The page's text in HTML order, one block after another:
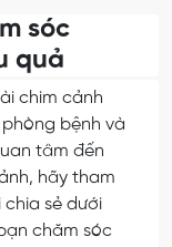
sóc
quả
chim cảnh
bệnh và
tâm đến
hãy tham
sẻ dưới
chăm sóc